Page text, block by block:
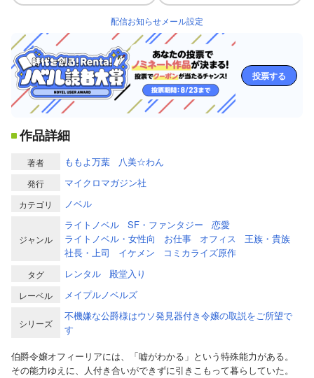
配信お知らせメール設定
投票する
作品詳細
著者 ももよ万葉 八美☆わん
発行 マイクロマガジン社
カテゴリ ノベル
ジャンル
ライトノベル SF・ファンタジー
恋愛
ライトノベル・女性向
お仕事 オフィス
王族・貴族
社長・上司
イケメン コミカライズ原作
タグ レンタル 殿堂入り
レーベル メイプルノベルズ
シリーズ
不機嫌な公爵様はウソ発見器付き令嬢の取説をご所望で
す
伯爵令嬢オフィーリアには、「嘘がわかる」という特殊能力がある。
その能力ゆえに、人付き合いができずに引きこもって暮らしていた。